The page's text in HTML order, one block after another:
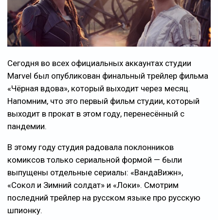
Сегодня во всех официальных аккаунтах студии
Marvel был опубликован финальный трейлер фильма
«Чёрная вдова», который выходит через месяц.
Напомним, что это первый фильм студии, который
выходит в прокат в этом году, перенесённый с
пандемии.
В этому году студия радовала поклонников
комиксов только сериальной формой — были
выпущены отдельные сериалы: «ВандаВижн»,
«Сокол и Зимний солдат» и «Локи». Смотрим
последний трейлер на русском языке про русскую
шпионку.